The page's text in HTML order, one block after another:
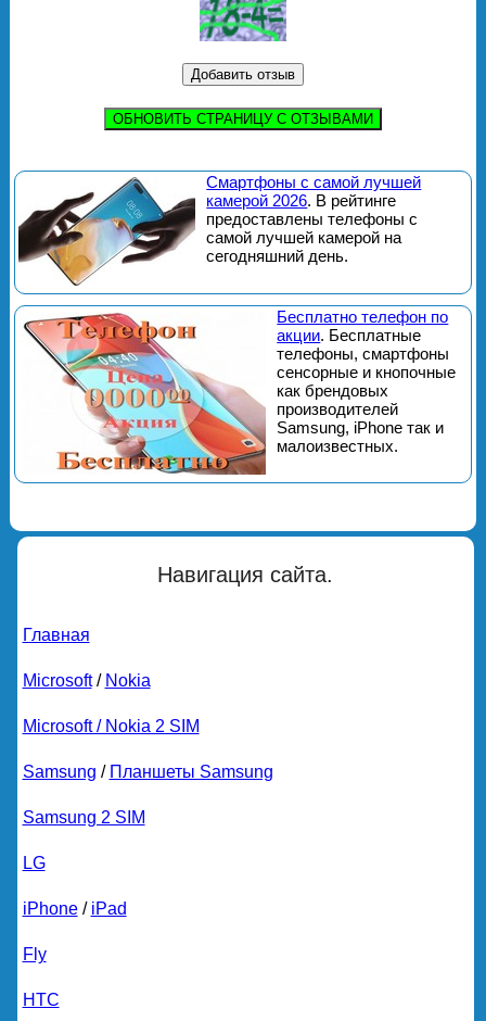
ОБНОВИТЬ СТРАНИЦУ С ОТЗЫВАМИ
Смартфоны с самой лучшей
камерой 2026. В рейтинге
предоставлены телефоны с
самой лучшей камерой на
сегодняшний день.
Бесплатно телефон по
акции. Бесплатные
телефоны, смартфоны
сенсорные и кнопочные
как брендовых
производителей
Samsung, iPhone так и
малоизвестных.
Навигация сайта.
Главная
Microsoft/ Nokia
Microsoft / Nokia 2 SIM
Samsung / Планшеты Samsung
Samsung 2 SIM
LG
iPhone/ iPad
Fly
HTC